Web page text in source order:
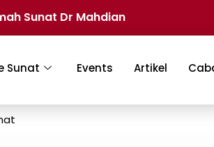
Sunat Dr Mahdian
Sunat Events Artikel